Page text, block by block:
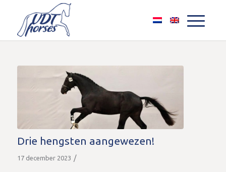
Drie hengsten aangewezen!
17 december 2023 /